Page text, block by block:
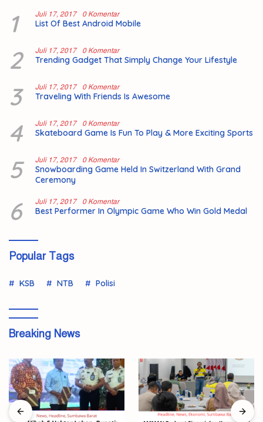
1 Juli 17, 2017 0 Komentar
List Of Best Android Mobile
2 Juli 17, 2017 0 Komentar
Trending Gadget That Simply Change Your Lifestyle
3 Juli 17, 2017 0 Komentar
Traveling With Friends Is Awesome
4 Juli 17, 2017 0 Komentar
Skateboard Game Is Fun To Play & More Exciting Sports
5 Juli 17, 2017 0 Komentar
Snowboarding Game Held In Switzerland With Grand
Ceremony
6 Juli 17, 2017 0 Komentar
Best Performer In Olympic Game Who Win Gold Medal
Popular Tags
KSB NTB Polisi
Breaking News